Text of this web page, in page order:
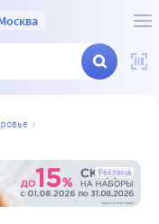
Реклама